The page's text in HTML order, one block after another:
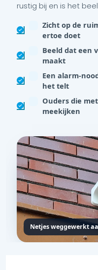
rustig bij en is het
Zicht op de
ertoe doet
Beeld dat een
maakt
Een alarm-
het telt
Ouders die
meekijken
Netjes weggewerkt